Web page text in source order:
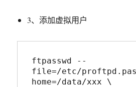
3、添加虚拟用户
ftpasswd --
file=/etc/
home=/data/xxx \